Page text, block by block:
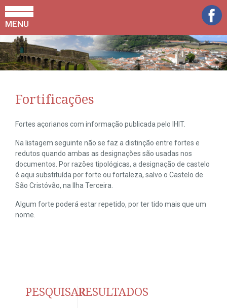
MENU
Fortificações
Fortes açorianos com informação publicada pelo IHIT.
Na listagem seguinte não se faz a distinção entre fortes e
redutos quando ambas as designações são usadas nos
documentos. Por razões tipológicas, a designação de castelo
é aqui substituída por forte ou fortaleza, salvo o Castelo de
São Cristóvão, na Ilha Terceira.
Algum forte poderá estar repetido, por ter tido mais que um
nome.
PESQUISARRESULTADOS